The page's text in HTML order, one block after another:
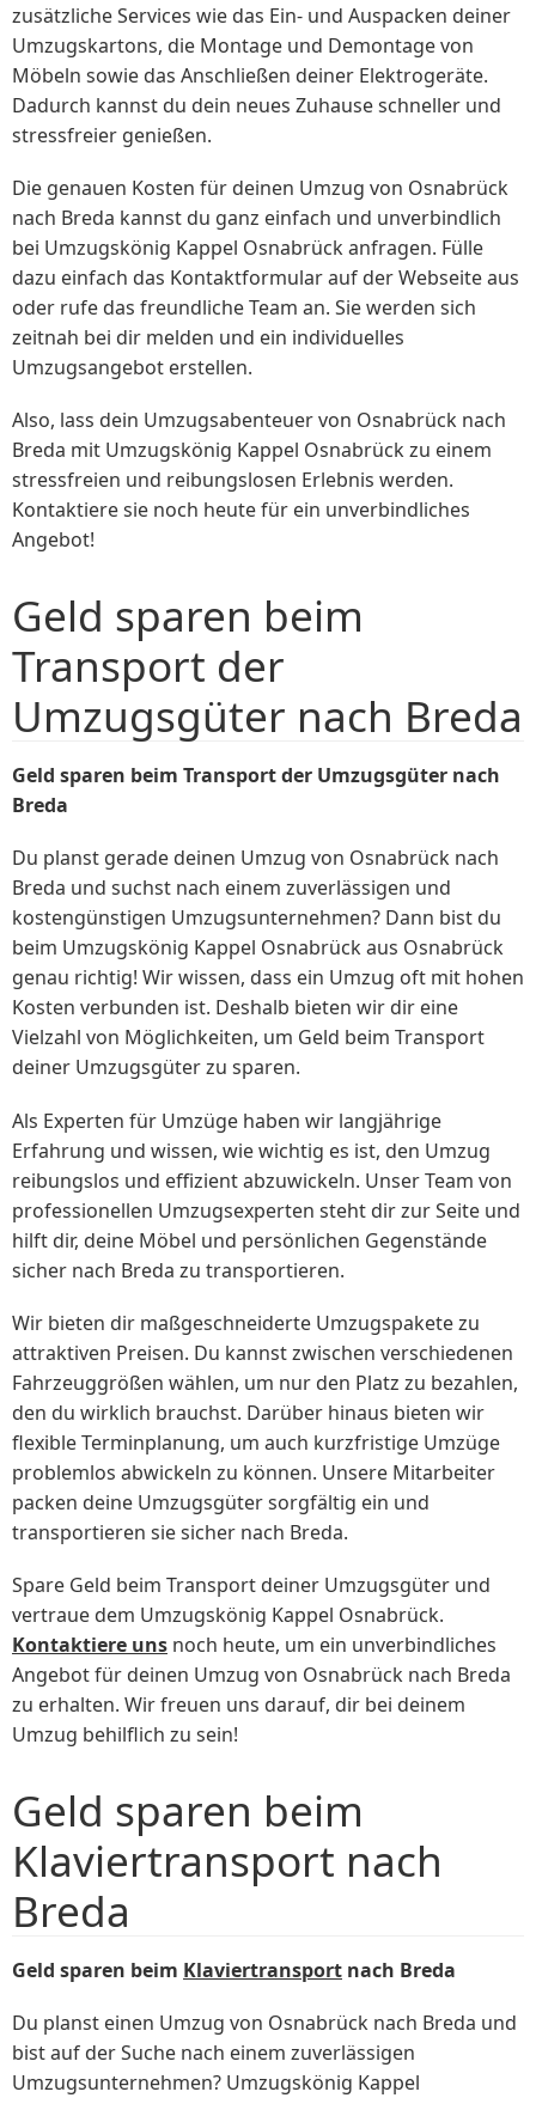
zusätzliche Services wie das Ein- und Auspacken deiner
Umzugskartons, die Montage und Demontage von
Möbeln sowie das Anschließen deiner Elektrogeräte.
Dadurch kannst du dein neues Zuhause schneller und
stressfreier genießen.
Die genauen Kosten für deinen Umzug von Osnabrück
nach Breda kannst du ganz einfach und unverbindlich
bei Umzugskönig Kappel Osnabrück anfragen. Fülle
dazu einfach das Kontaktformular auf der Webseite aus
oder rufe das freundliche Team an. Sie werden sich
zeitnah bei dir melden und ein individuelles
Umzugsangebot erstellen.
Also, lass dein Umzugsabenteuer von Osnabrück nach
Breda mit Umzugskönig Kappel Osnabrück zu einem
stressfreien und reibungslosen Erlebnis werden.
Kontaktiere sie noch heute für ein unverbindliches
Angebot!
Geld sparen beim
Transport der
Umzugsgüter nach Breda
Geld sparen beim Transport der Umzugsgüter nach
Breda
Du planst gerade deinen Umzug von Osnabrück nach
Breda und suchst nach einem zuverlässigen und
kostengünstigen Umzugsunternehmen? Dann bist du
beim Umzugskönig Kappel Osnabrück aus Osnabrück
genau richtig! Wir wissen, dass ein Umzug oft mit hohen
Kosten verbunden ist. Deshalb bieten wir dir eine
Vielzahl von Möglichkeiten, um Geld beim Transport
deiner Umzugsgüter zu sparen.
Als Experten für Umzüge haben wir langjährige
Erfahrung und wissen, wie wichtig es ist, den Umzug
reibungslos und effizient abzuwickeln. Unser Team von
professionellen Umzugsexperten steht dir zur Seite und
hilft dir, deine Möbel und persönlichen Gegenstände
sicher nach Breda zu transportieren.
Wir bieten dir maßgeschneiderte Umzugspakete zu
attraktiven Preisen. Du kannst zwischen verschiedenen
Fahrzeuggrößen wählen, um nur den Platz zu bezahlen,
den du wirklich brauchst. Darüber hinaus bieten wir
flexible Terminplanung, um auch kurzfristige Umzüge
problemlos abwickeln zu können. Unsere Mitarbeiter
packen deine Umzugsgüter sorgfältig ein und
transportieren sie sicher nach Breda.
Spare Geld beim Transport deiner Umzugsgüter und
vertraue dem Umzugskönig Kappel Osnabrück.
Kontaktiere uns noch heute, um ein unverbindliches
Angebot für deinen Umzug von Osnabrück nach Breda
zu erhalten. Wir freuen uns darauf, dir bei deinem
Umzug behilflich zu sein!
Geld sparen beim
Klaviertransport nach
Breda
Geld sparen beim Klaviertransport nach Breda
Du planst einen Umzug von Osnabrück nach Breda und
bist auf der Suche nach einem zuverlässigen
Umzugsunternehmen? Umzugskönig Kappel